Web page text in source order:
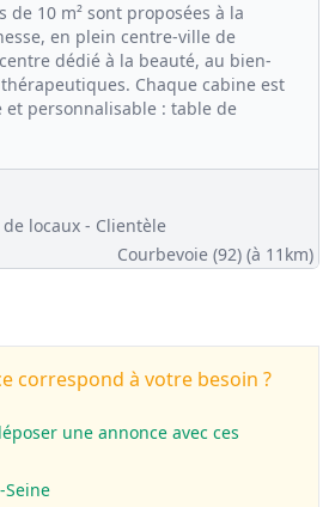
de 10 m² sont proposées à la
en plein centre-ville de
dédié à la beauté, au bien-
Chaque cabine est
personnalisable : table de
locaux - Clientèle
Courbevoie (92) (à 11km)
correspond à votre besoin ?
une annonce avec ces